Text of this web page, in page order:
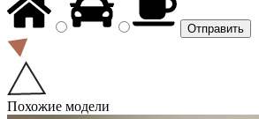
Похожие модели